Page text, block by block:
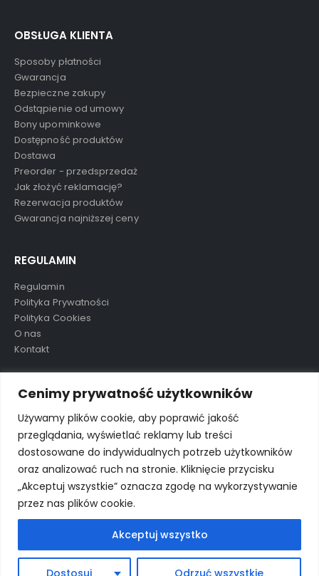
Cenimy prywatność użytkowników
Używamy plików cookie, aby poprawić jakość
przeglądania, wyświetlać reklamy lub treści
dostosowane do indywidualnych potrzeb użytkowników
oraz analizować ruch na stronie. Kliknięcie przycisku
„Akceptuj wszystkie” oznacza zgodę na wykorzystywanie
przez nas plików cookie.
Dostosuj Odrzuć wszystkie
Akceptuj wszystko
OBSŁUGA KLIENTA
Sposoby płatności
Gwarancja
Bezpieczne zakupy
Odstąpienie od umowy
Bony upominkowe
Dostępność produktów
Dostawa
Preorder - przedsprzedaż
Jak złożyć reklamację?
Rezerwacja produktów
Gwarancja najniższej ceny
REGULAMIN
Regulamin
Polityka Prywatności
Polityka Cookies
O nas
Kontakt
TAGI
aluula mikolaj nowość ostatnie sztuki preorder
wyprzedane wyprzedaż
© Porto eCommerce. 2024. All Rights Reserved